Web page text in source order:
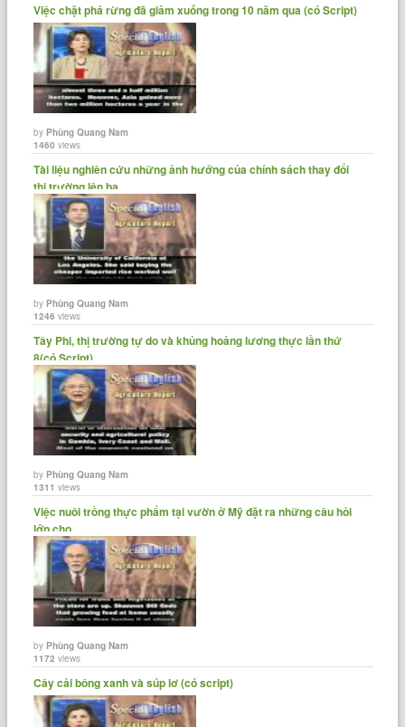
Việc chặt phá rừng đã giảm xuống trong 10 năm qua (có Script)
byPhùng Quang Nam
1460 views
Tài liệu nghiên cứu những ảnh hưởng của chính sách thay đổi
thị trường lên ba......
byPhùng Quang Nam
1246 views
Tây Phi, thị trường tự do và khủng hoảng lương thực lần thứ
8(có Script).
byPhùng Quang Nam
1311 views
Việc nuôi trồng thực phẩm tại vườn ở Mỹ đặt ra những câu hỏi
lớn cho......
byPhùng Quang Nam
1172 views
Cây cải bông xanh và súp lơ (có script)